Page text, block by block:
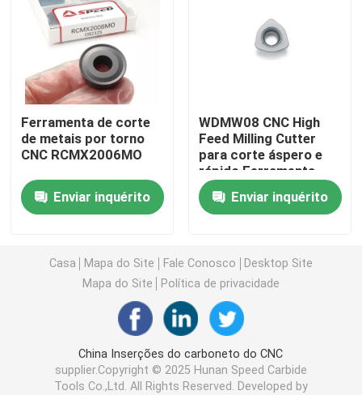
Inserção de trituração do carboneto
Inserção de gerencio do carboneto
Carboneto que rosqueia a inserção
Carboneto que sulca a inserção
Inserção do carboneto para o alumínio
Inserções do carboneto para o aço
Inserção do carboneto para de aço inoxidável
Ferramenta de corte
de metais por torno
CNC RCMX2006MO
Enviar inquérito
WDMW08 CNC High
Feed Milling Cutter
para corte áspero e
rápido Ferramenta
CNC super-dura de
alta precisão
inserções WDMW0805
Enviar inquérito
Casa Mapa do Site Fale Conosco
Desktop Site
Mapa do Site
Política de privacidade
China Inserções do carboneto do CNC
supplier.Copyright © 2025 Hunan Speed Carbide
Tools Co.,Ltd. All Rights Reserved. Developed by